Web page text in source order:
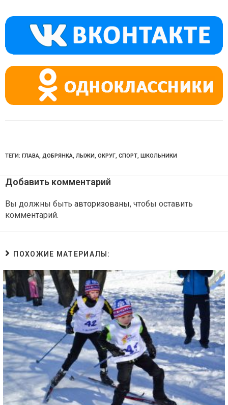
a
ss
ni
ki
m p
p
ТЕГИ: ГЛАВА, ДОБРЯНКА, ЛЫЖИ, ОКРУГ, СПОРТ, ШКОЛЬНИКИ
Добавить комментарий
Вы должны быть авторизованы, чтобы оставить
комментарий.
ПОХОЖИЕ МАТЕРИАЛЫ: